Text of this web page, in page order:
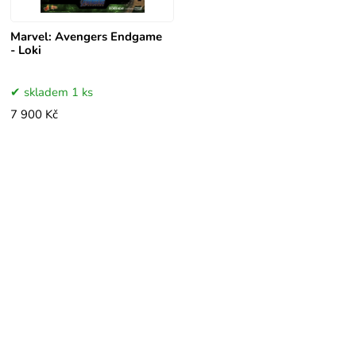
Marvel: Avengers Endgame
- Loki
skladem 1 ks
7 900 Kč